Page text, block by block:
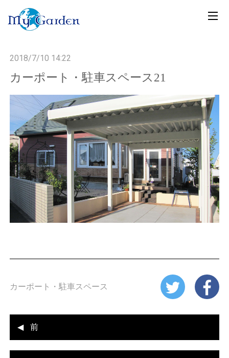
2018/7/10 14:22
カーポート・駐車スペース21
カーポート・駐車スペース
前
t
n
v
i
g
a
t
i
o